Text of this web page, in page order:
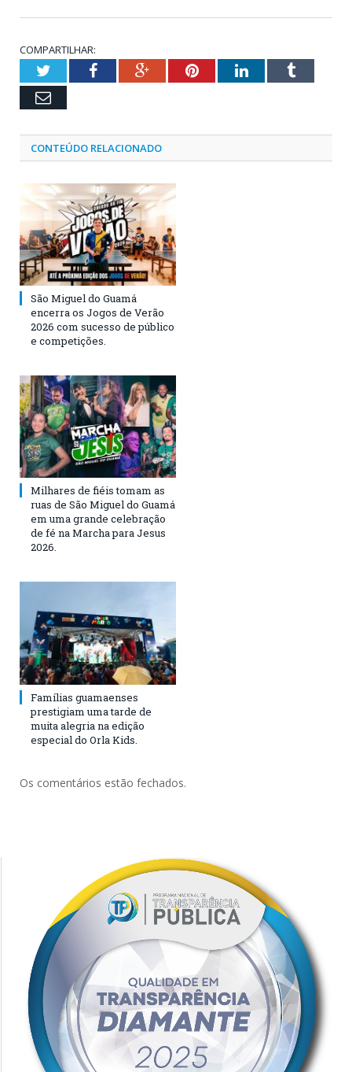
COMPARTILHAR:
TwitterFacebookGoogle+PinterestLinkedInTumblr
Email
CONTEÚDO RELACIONADO
São Miguel do Guamá
encerra os Jogos de Verão
2026 com sucesso de público
e competições.
Milhares de fiéis tomam as
ruas de São Miguel do Guamá
em uma grande celebração
de fé na Marcha para Jesus
2026.
Famílias guamaenses
prestigiam uma tarde de
muita alegria na edição
especial do Orla Kids.
Os comentários estão fechados.